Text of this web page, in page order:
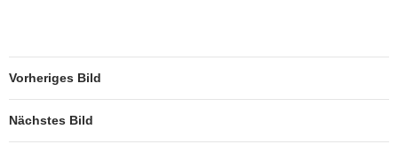
Vorheriges Bild
Nächstes Bild